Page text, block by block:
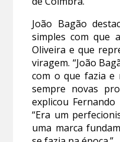
João Bagão
simples com que
Oliveira e que
viragem. “João
com o que fazia e
sempre novas
explicou Fernando
“Era um
uma marca